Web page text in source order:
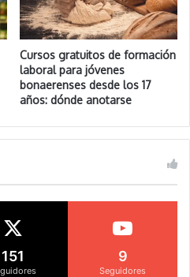
Cursos gratuitos de formación
laboral para jóvenes
bonaerenses desde los 17
años: dónde anotarse
151 9
Seguidores